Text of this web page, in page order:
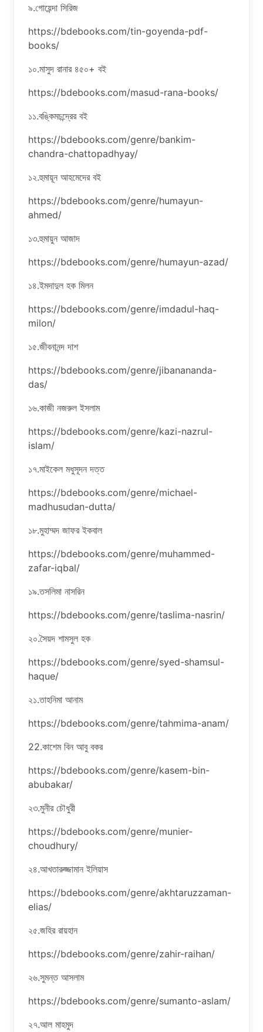
৯.গোয়েন্দা সিরিজ
https://bdebooks.com/tin-goyenda-pdf-
books/
১০.মাসুদ রানার ৪৫০+ বই
https://bdebooks.com/masud-rana-books/
১১.বঙ্কিমচন্দ্রের বই
https://bdebooks.com/genre/bankim-
chandra-chattopadhyay/
১২.হুমায়ূন আহমেদের বই
https://bdebooks.com/genre/humayun-
ahmed/
১৩.হুমায়ুন আজাদ
https://bdebooks.com/genre/humayun-azad/
১৪.ইমদাদুল হক মিলন
https://bdebooks.com/genre/imdadul-haq-
milon/
১৫.জীবনানন্দ দাশ
https://bdebooks.com/genre/jibanananda-
das/
১৬.কাজী নজরুল ইসলাম
https://bdebooks.com/genre/kazi-nazrul-
islam/
১৭.মাইকেল মধুসূদন দত্ত
https://bdebooks.com/genre/michael-
madhusudan-dutta/
১৮.মুহাম্মদ জাফর ইকবাল
https://bdebooks.com/genre/muhammed-
zafar-iqbal/
১৯.তসলিমা নাসরিন
https://bdebooks.com/genre/taslima-nasrin/
২০.সৈয়দ শামসুল হক
https://bdebooks.com/genre/syed-shamsul-
haque/
২১.তাহনিমা আনাম
https://bdebooks.com/genre/tahmima-anam/
22.কাশেম বিন আবু বকর
https://bdebooks.com/genre/kasem-bin-
abubakar/
২৩.মুনীর চৌধুরী
https://bdebooks.com/genre/munier-
choudhury/
২৪.আখতারুজ্জামান ইলিয়াস
https://bdebooks.com/genre/akhtaruzzaman-
elias/
২৫.জহির রায়হান
https://bdebooks.com/genre/zahir-raihan/
২৬.সুমন্ত আসলাম
https://bdebooks.com/genre/sumanto-aslam/
২৭.আল মাহমুদ